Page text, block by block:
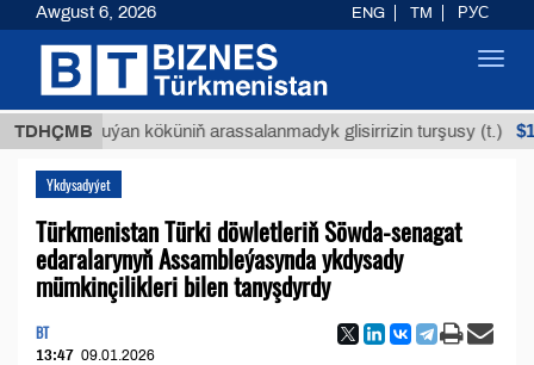
TDHÇMB
Buýan köküniň arassalanmadyk glisirrizin turşusy (t.) $12935,18
Ykdysadyýet
Türkmenistan Türki döwletleriň Söwda-senagat
edaralarynyň Assambleýasynda ykdysady
mümkinçilikleri bilen tanyşdyrdy
BT
13:47 09.01.2026
Awgust 6, 2026 ENG TM РУС